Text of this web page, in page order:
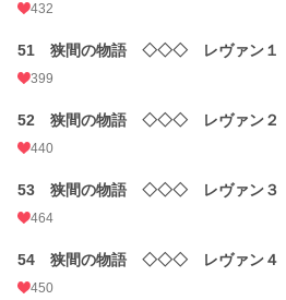
432
51 狭間の物語 ◇◇◇ レヴァン１
399
52 狭間の物語 ◇◇◇ レヴァン２
440
53 狭間の物語 ◇◇◇ レヴァン３
464
54 狭間の物語 ◇◇◇ レヴァン４
450